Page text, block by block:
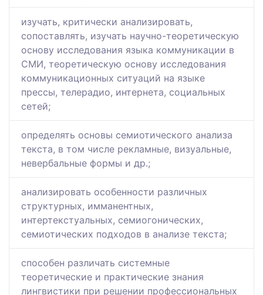
изучать, критически анализировать,
сопоставлять, изучать научно-теоретическую
основу исследования языка коммуникации в
СМИ, теоретическую основу исследования
коммуникационных ситуаций на языке
прессы, телерадио, интернета, социальных
сетей;
определять основы семиотического анализа
текста, в том числе рекламные, визуальные,
невербальные формы и др.;
анализировать особенности различных
структурных, имманентных,
интертекстуальных, семиогонических,
семиотических подходов в анализе текста;
способен различать системные
теоретические и практические знания
лингвистики при решении профессиональных